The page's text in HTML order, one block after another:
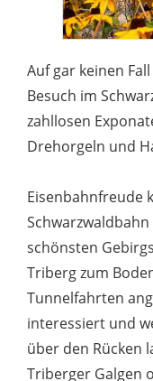
Auf gar keinen
Besuch im
zahllosen
Drehorgeln und
Eisenbahnfreude
schönsten
Triberg zum
Tunnelfahrten
interessiert und
über den Rücken
Triberger Galgen